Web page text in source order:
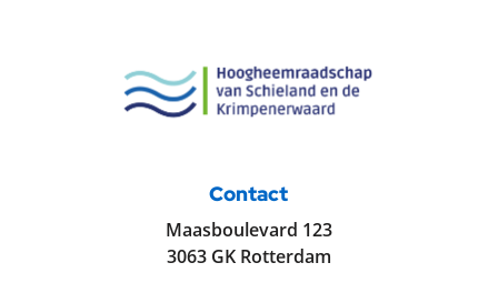
Contact
Maasboulevard 123
3063 GK Rotterdam